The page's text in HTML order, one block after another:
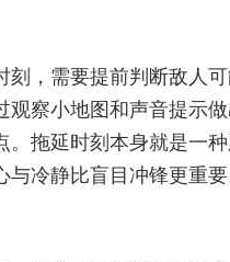
，需要提前判断敌人
察小地图和声音提示
拖延时刻本身就是一
冷静比盲目冲锋更重要